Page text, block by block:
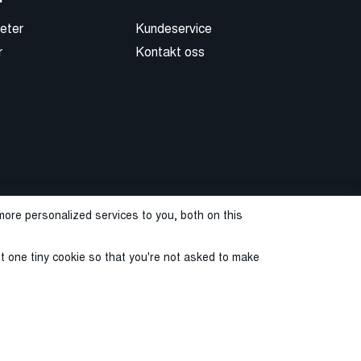
personalized services to you, both on this
tiny cookie so that you're not asked to make
Kundeservice
Kontakt oss